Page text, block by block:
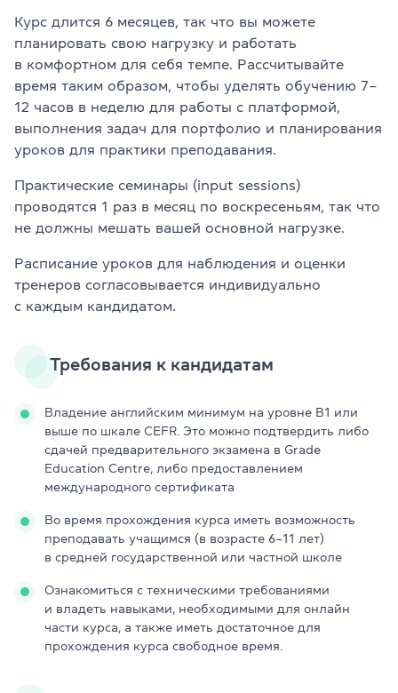
Курс длится 6 месяцев, так что вы можете
планировать свою нагрузку и работать
в комфортном для себя темпе. Рассчитывайте
время таким образом, чтобы уделять обучению 7–
12 часов в неделю для работы с платформой,
выполнения задач для портфолио и планирования
уроков для практики преподавания.
Практические семинары (input sessions)
проводятся 1 раз в месяц по воскресеньям, так что
не должны мешать вашей основной нагрузке.
Расписание уроков для наблюдения и оценки
тренеров согласовывается индивидуально
с каждым кандидатом.
Требования к кандидатам
Владение английским минимум на уровне B1 или
выше по шкале CEFR. Это можно подтвердить либо
сдачей предварительного экзамена в Grade
Education Centre, либо предоставлением
международного сертификата
Во время прохождения курса иметь возможность
преподавать учащимся (в возрасте 6–11 лет)
в средней государственной или частной школе
Ознакомиться с техническими требованиями
и владеть навыками, необходимыми для онлайн
части курса, а также иметь достаточное для
прохождения курса свободное время.